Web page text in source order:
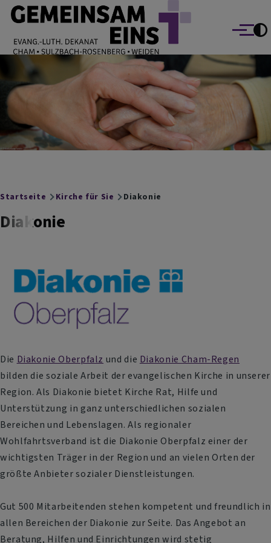
Direkt zum Inhalt
EVANG.-LUTH. DEKANAT GEMEINSAM EINS
Cham Sulzbach-Rosenberg Weiden
Menü
Breadcrumb
Startseite Kirche für Sie Diakonie
Diakonie
Die Diakonie Oberpfalz und die Diakonie Cham-Regen
bilden die soziale Arbeit der evangelischen Kirche in unserer
Region. Als Diakonie bietet Kirche Rat, Hilfe und
Unterstützung in ganz unterschiedlichen sozialen
Bereichen und Lebenslagen. Als regionaler
Wohlfahrtsverband ist die Diakonie Oberpfalz einer der
wichtigsten Träger in der Region und an vielen Orten der
größte Anbieter sozialer Dienstleistungen.
Gut 500 Mitarbeitenden stehen kompetent und freundlich in
allen Bereichen der Diakonie zur Seite. Das Angebot an
Beratung, Hilfen und Einrichtungen wird stetig